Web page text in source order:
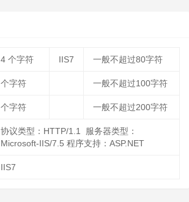
4 个字符 IIS7 一般不超过80字符
个字符 一般不超过100字符
个字符 一般不超过200字符
协议类型：HTTP/1.1 服务器类型：
Microsoft-IIS/7.5 程序支持：ASP.NET
IIS7